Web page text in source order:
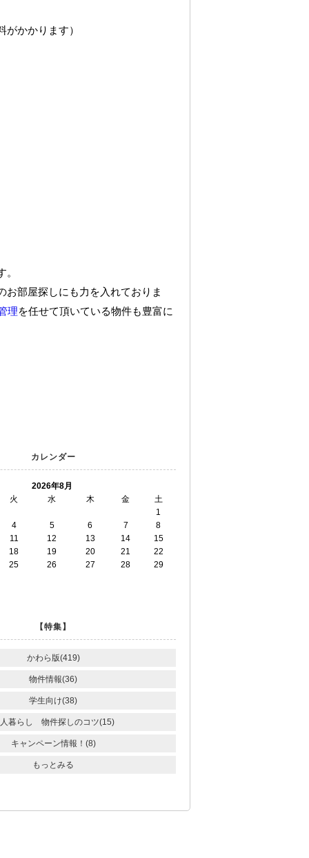
かかります）
お部屋探しにも力を入れておりま
理を任せて頂いている物件も豊富に
カレンダー
2026年8月
火
水 木 金
土
1
4
5 6 7
8
11
12 13 14
15
18
19 20 21
22
25
26 27 28 29
【特集】
かわら版(419)
物件情報(36)
学生向け(38)
暮らし 物件探しのコツ(15)
キャンペーン情報！(8)
もっとみる